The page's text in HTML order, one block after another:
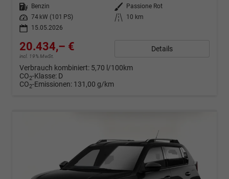
Kraftstoff
Benzin Außenfarbe
Passione Rot
Leistung
74 kW (101 PS) Kilometerstand
10 km
15.05.2026
20.434,– €
incl. 19% MwSt.
Details
Verbrauch kombiniert: 5,70 l/100km
CO2-Klasse: D
CO2-Emissionen: 131,00 g/km